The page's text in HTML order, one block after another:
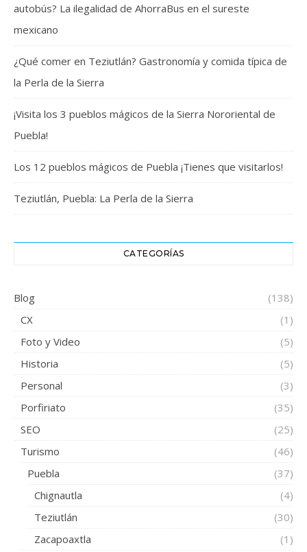
autobús? La ilegalidad de AhorraBus en el sureste
mexicano
¿Qué comer en Teziutlán? Gastronomía y comida típica de
la Perla de la Sierra
¡Visita los 3 pueblos mágicos de la Sierra Nororiental de
Puebla!
Los 12 pueblos mágicos de Puebla ¡Tienes que visitarlos!
Teziutlán, Puebla: La Perla de la Sierra
CATEGORÍAS
Blog
(138)
CX
(1)
Foto y Video
(5)
Historia
(5)
Personal
(3)
Porfiriato
(35)
SEO
(25)
Turismo
(46)
Puebla
(37)
Chignautla
(4)
Teziutlán
(30)
Zacapoaxtla
(1)